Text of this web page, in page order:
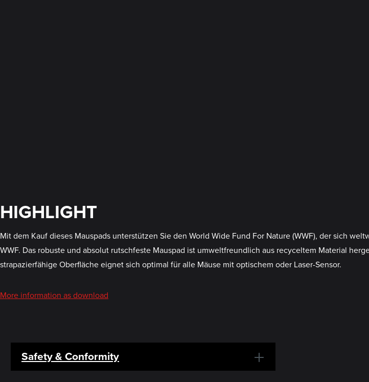
HIGHLIGHT
Mit dem Kauf dieses Mauspads unterstützen Sie den World Wide Fund For Nature (WWF), der sich
WWF. Das robuste und absolut rutschfeste Mauspad ist umweltfreundlich aus recyceltem Material
strapazierfähige Oberfläche eignet sich optimal für alle Mäuse mit optischem oder Laser-Sensor.
More information as download
Safety & Conformity